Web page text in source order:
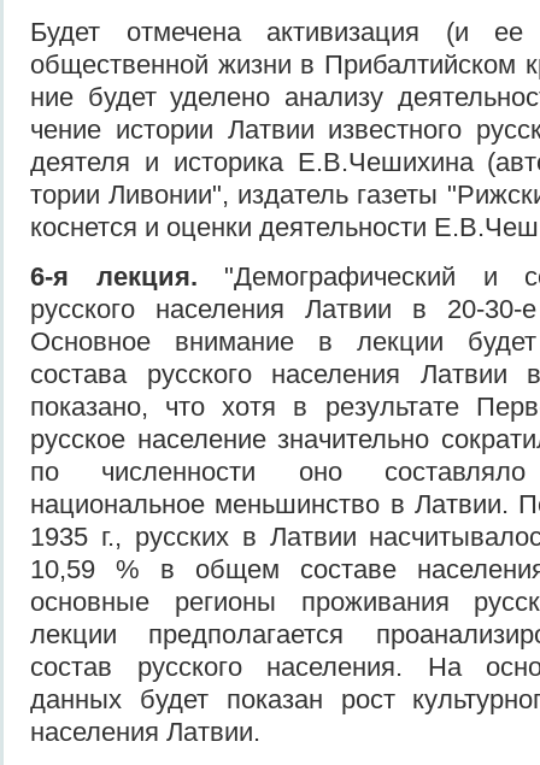
Будет отмечена активизация (и ее
общественной жизни в Прибалтийском
ние будет уделено анализу
чение истории Латвии известного
деятеля и историка Е.В.Чешихина
тории Ливонии", издатель газеты
коснется и оценки деятельности
6-я лекция. "Демографический и
русского населения Латвии в 20-30-
Основное внимание в лекции
состава русского населения Латвии
показано, что хотя в результате
русское на­селение значительно
по числен­ности оно
национальное мень­шинство в Латвии.
1935 г., русских в Латвии
10,59 % в общем составе
основные регионы про­живания
лекции предполагается
состав русского населения. На
данных будет показан рост
населения Латвии.